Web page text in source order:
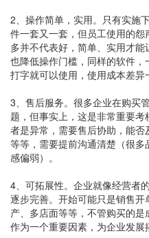
2、操作简单，实用。只有实施
件一套又一套，但员工使用的
多并不代表好，简单、实用才
也降低操作门槛，同样的软件
打字就可以使用，使用成本差异
3、售后服务。很多企业在购买
题，但事实上，这是非常重要
者是异常，需要售后协助，能
等等，需要提前沟通清楚（很
感偏弱）。
4、可拓展性。企业就像经营者
逐步完善。开始可能只是销售
产、多店面等等，不管购买的
作为一个重要因素，为企业发展